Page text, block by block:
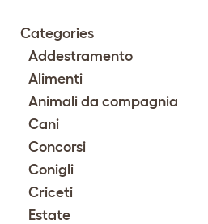
Categories
Addestramento
Alimenti
Animali da compagnia
Cani
Concorsi
Conigli
Criceti
Estate